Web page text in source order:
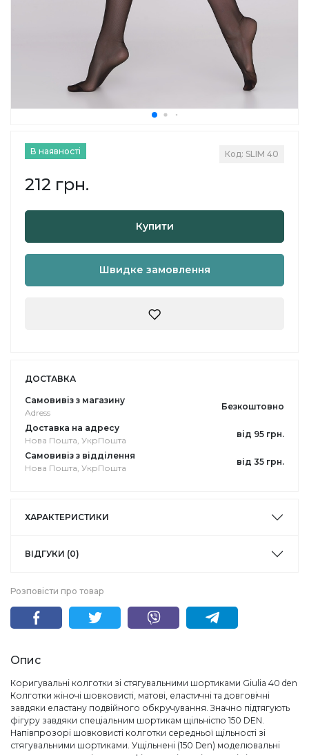
В наявності Код: SLIM 40
212 грн.
Купити
Швидке замовлення
ДОСТАВКА
Самовивіз з магазину
Adress
Безкоштовно
Доставка на адресу
Нова Пошта, УкрПошта
від 95 грн.
Самовивіз з відділення
Нова Пошта, УкрПошта
від 35 грн.
ХАРАКТЕРИСТИКИ
ВІДГУКИ (0)
Розповісти про товар
Опис
Коригувальні колготки зі стягувальними шортиками Giulia 40 den
Колготки жіночі шовковисті, матові, еластичні та довговічні
завдяки еластану подвійного обкручування. Значно підтягують
фігуру завдяки спеціальним шортикам щільністю 150 DEN.
Напівпрозорі шовковисті колготки середньої щільності зі
стягувальними шортиками. Ущільнені (150 Den) моделювальні